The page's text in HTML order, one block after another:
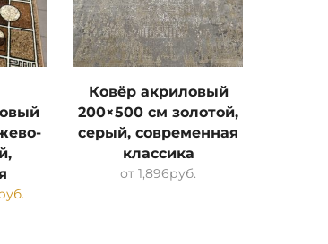
Ковёр акриловый
200×500 см золотой,
серый, современная
классика
от1,896руб.